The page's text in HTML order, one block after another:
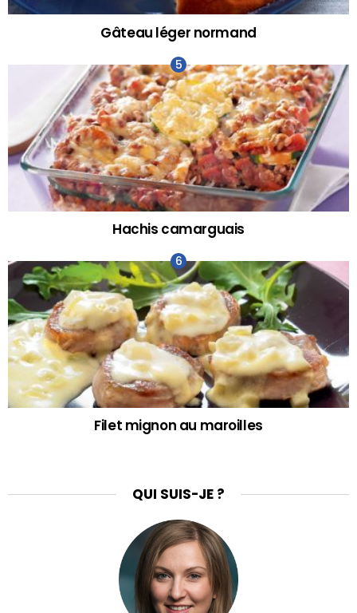
Gâteau léger normand
Hachis camarguais
Filet mignon au maroilles
QUI SUIS-JE ?